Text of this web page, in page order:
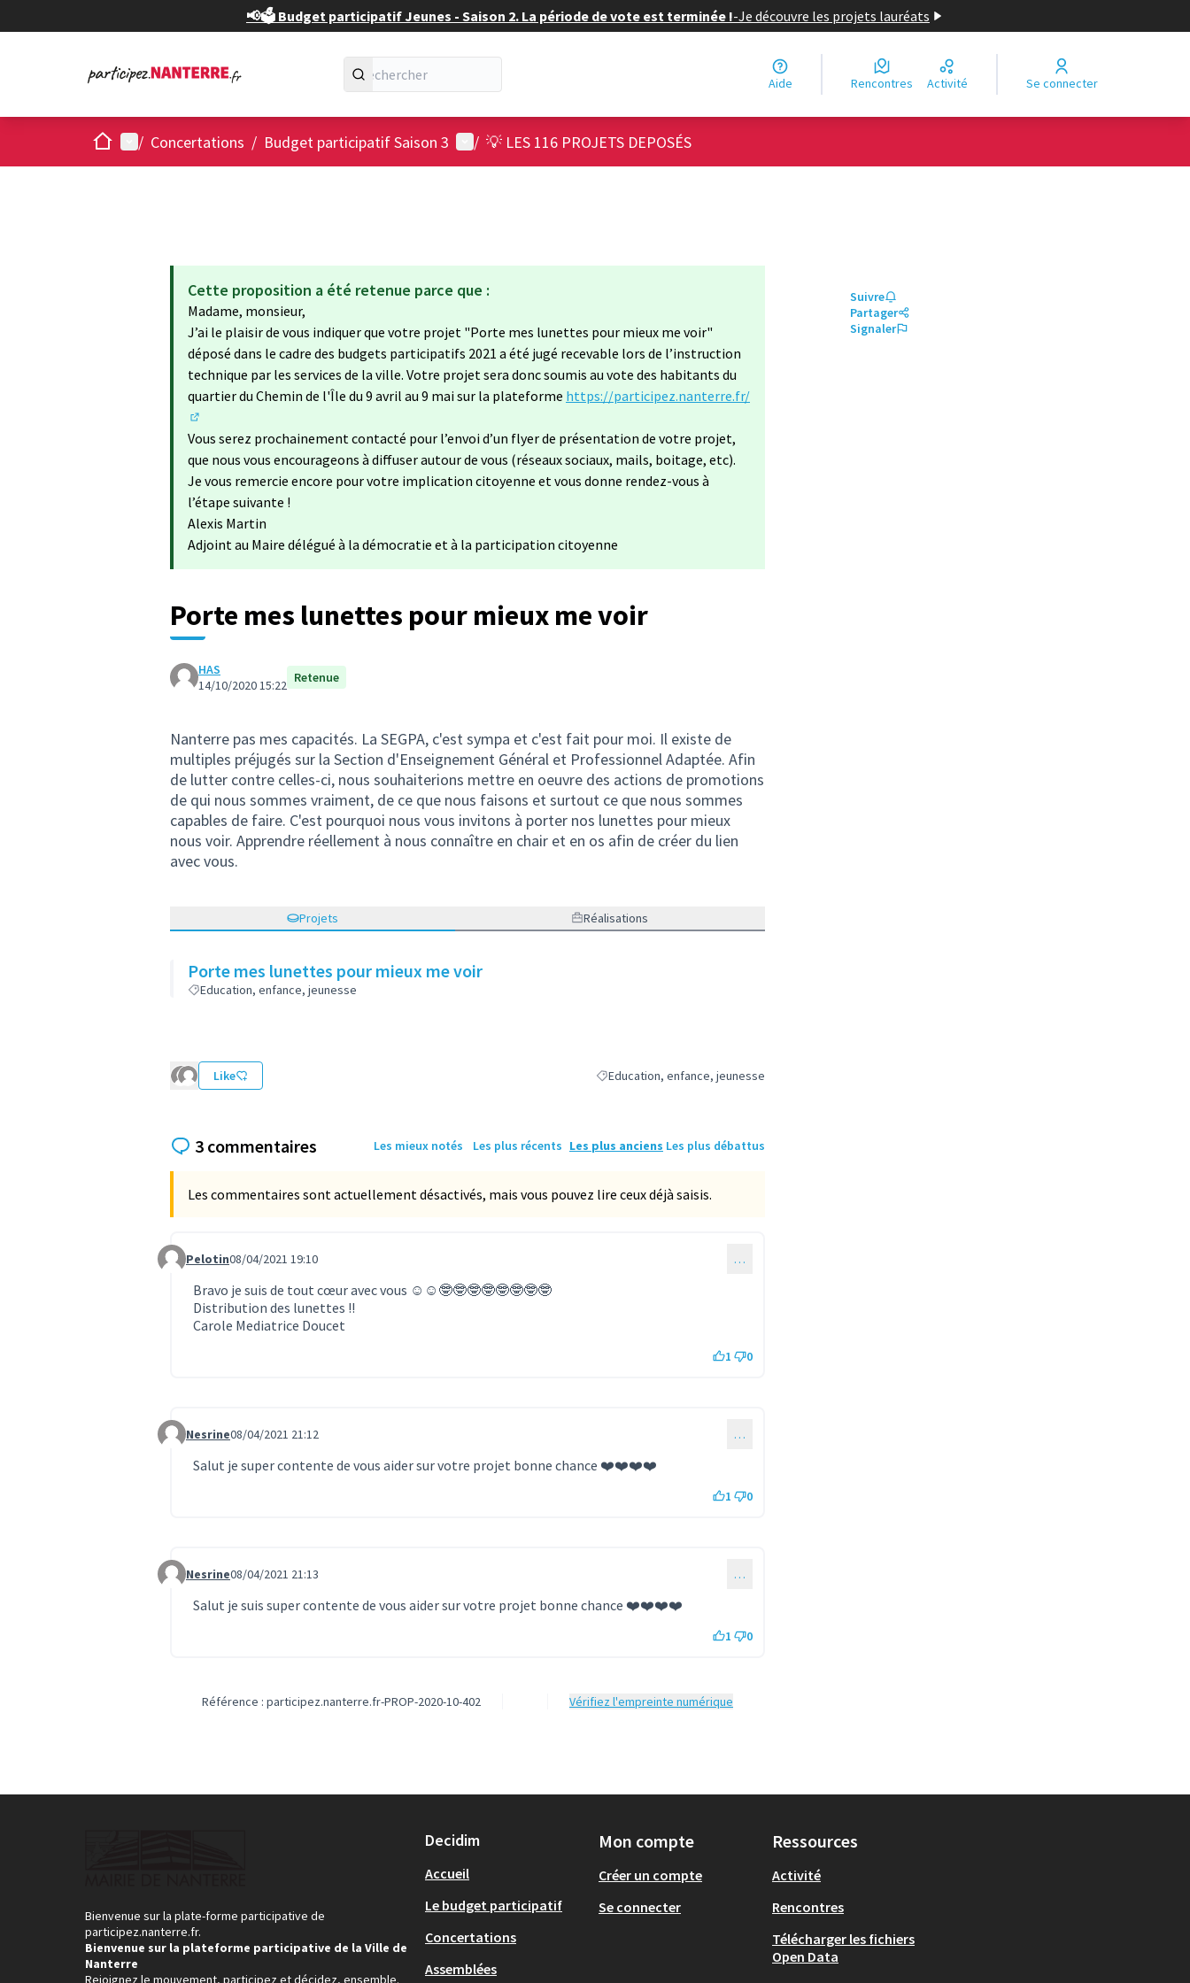
📢🗳️ Budget participatif Jeunes - Saison 2. La période de vote est terminée !-Je découvre les projets lauréats
Aide Rencontres Activité Se connecter
AccueilMenu principal
/ Concertations / Budget participatif Saison 3 Menu utilisateur
/ 💡 LES 116 PROJETS DEPOSÉS
Cette proposition a été retenue parce que :
Madame, monsieur,
J’ai le plaisir de vous indiquer que votre projet "Porte mes lunettes pour mieux me voir"
déposé dans le cadre des budgets participatifs 2021 a été jugé recevable lors de l’instruction
technique par les services de la ville. Votre projet sera donc soumis au vote des habitants du
quartier du Chemin de l'Île du 9 avril au 9 mai sur la plateforme https://participez.nanterre.fr/
(S'ouvre dans un nouvel onglet)
Vous serez prochainement contacté pour l’envoi d’un flyer de présentation de votre projet,
que nous vous encourageons à diffuser autour de vous (réseaux sociaux, mails, boitage, etc).
Je vous remercie encore pour votre implication citoyenne et vous donne rendez-vous à
l’étape suivante !
Alexis Martin
Adjoint au Maire délégué à la démocratie et à la participation citoyenne
Porte mes lunettes pour mieux me voir
HAS
14/10/2020 15:22 Retenue
Nanterre pas mes capacités. La SEGPA, c'est sympa et c'est fait pour moi. Il existe de
multiples préjugés sur la Section d'Enseignement Général et Professionnel Adaptée. Afin
de lutter contre celles-ci, nous souhaiterions mettre en oeuvre des actions de promotions
de qui nous sommes vraiment, de ce que nous faisons et surtout ce que nous sommes
capables de faire. C'est pourquoi nous vous invitons à porter nos lunettes pour mieux
nous voir. Apprendre réellement à nous connaître en chair et en os afin de créer du lien
avec vous.
Projets Réalisations
Porte mes lunettes pour mieux me voir
Education, enfance, jeunesse
Like Filtrer les résultats de la catégorie : Education, enfance, jeunesse
Education, enfance, jeunesse
Suivre
Partager
Signaler
3 commentaires Les mieux notés Les plus récents Les plus anciens Les plus débattus
Les commentaires sont actuellement désactivés, mais vous pouvez lire ceux déjà saisis.
Commentaire 451
Pelotin08/04/2021 19:10 …
Bravo je suis de tout cœur avec vous ☺️☺️🤓🤓🤓🤓🤓🤓🤓🤓
Distribution des lunettes !!
Carole Mediatrice Doucet
1 0
Commentaire 452
Nesrine08/04/2021 21:12 …
Salut je super contente de vous aider sur votre projet bonne chance ❤️❤️❤️❤️
1 0
Commentaire 453
Nesrine08/04/2021 21:13 …
Salut je suis super contente de vous aider sur votre projet bonne chance ❤️❤️❤️❤️
1 0
Référence : participez.nanterre.fr-PROP-2020-10-402 Vérifiez l'empreinte numérique
Bienvenue sur la plate-forme participative de
participez.nanterre.fr.
Bienvenue sur la plateforme participative de la Ville de
Nanterre
Rejoignez le mouvement, participez et décidez, ensemble.
Decidim
Accueil
Le budget participatif
Concertations
Assemblées
Mon compte
Créer un compte
Se connecter
Ressources
Activité
Rencontres
Télécharger les fichiers
Open Data